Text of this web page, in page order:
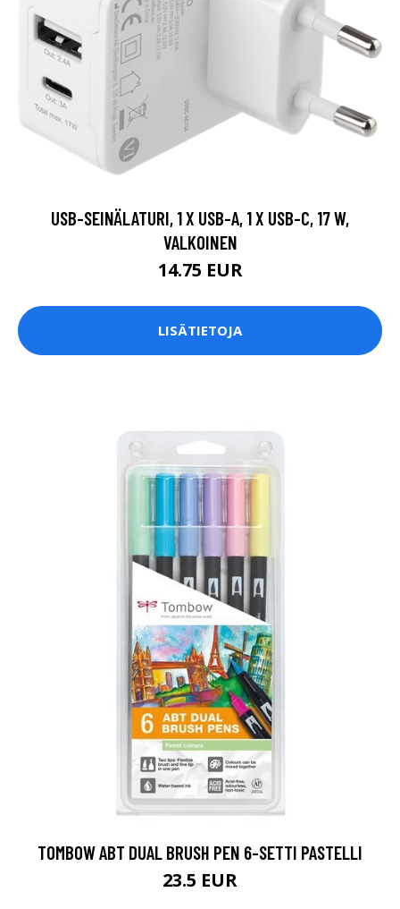
USB-SEINÄLATURI, 1 X USB-A, 1 X USB-C, 17 W,
VALKOINEN
14.75 EUR
LISÄTIETOJA
TOMBOW ABT DUAL BRUSH PEN 6-SETTI PASTELLI
23.5 EUR